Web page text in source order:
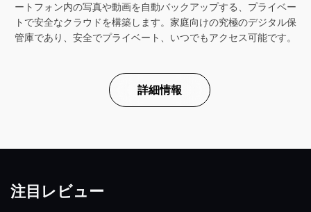
ートフォン内の写真や動画を自動バックアップする、プライベー
トで安全なクラウドを構築します。家庭向けの究極のデジタル保
管庫であり、安全でプライベート、いつでもアクセス可能です。
詳細情報
注目レビュー